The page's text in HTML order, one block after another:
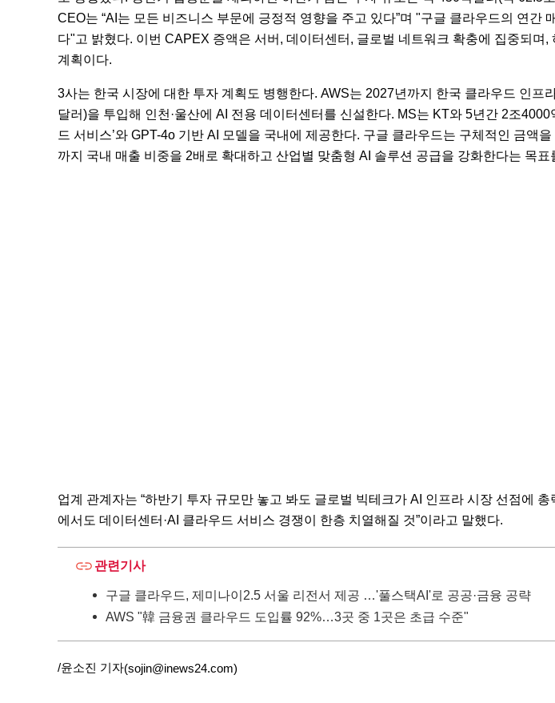
CEO는 “AI는 모든 비즈니스 부문에 긍정적 영향을 주고 있다”며 "구글 클라우드의 연간
다"고 밝혔다. 이번 CAPEX 증액은 서버, 데이터센터, 글로벌 네트워크 확충에 집중되며,
계획이다.
3사는 한국 시장에 대한 투자 계획도 병행한다. AWS는 2027년까지 한국 클라우드 인프
달러)을 투입해 인천·울산에 AI 전용 데이터센터를 신설한다. MS는 KT와 5년간 2조4000
드 서비스’와 GPT-4o 기반 AI 모델을 국내에 제공한다. 구글 클라우드는 구체적인 금액
까지 국내 매출 비중을 2배로 확대하고 산업별 맞춤형 AI 솔루션 공급을 강화한다는 목표
업계 관계자는 “하반기 투자 규모만 놓고 봐도 글로벌 빅테크가 AI 인프라 시장 선점에 총
에서도 데이터센터·AI 클라우드 서비스 경쟁이 한층 치열해질 것”이라고 말했다.
관련기사
구글 클라우드, 제미나이2.5 서울 리전서 제공 …'풀스택AI'로 공공·금융 공략
AWS "韓 금융권 클라우드 도입률 92%…3곳 중 1곳은 초급 수준"
/윤소진 기자(sojin@inews24.com)